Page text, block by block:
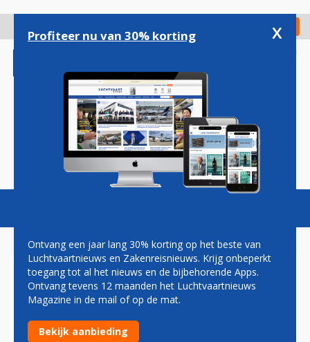
gaan
Check in
Magazine Podcasts Vacatures
KLM, LUFTHANSA GROEP EN
LOT NAAR NIEUWE
VERTREKHAL SCHIPHOL
Profiteer nu van 30% korting x
Ontvang een jaar lang 30% korting op het beste van
Luchtvaartnieuws en Zakenreisnieuws. Krijg onbeperkt
toegang tot al het nieuws en de bijbehorende Apps.
Ontvang tevens 12 maanden het Luchtvaartnieuws
Magazine in de mail of op de mat.
Bekijk aanbieding